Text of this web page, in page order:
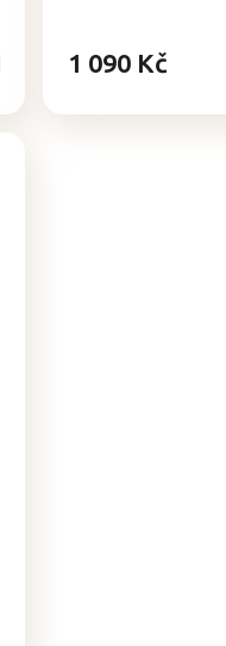
1 090 Kč